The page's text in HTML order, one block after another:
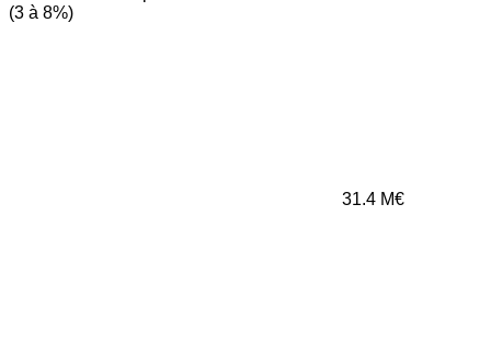
(3 à 8%)
31.4 M€